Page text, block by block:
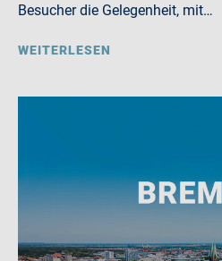
Besucher die Gelegenheit, mit…
WEITERLESEN